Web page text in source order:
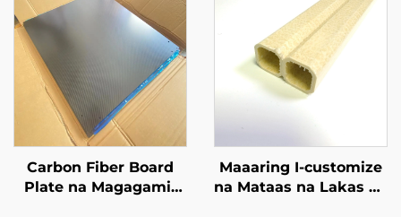
Carbon Fiber Board
Plate na Magagamit
Maaaring I-customize
na Mataas na Lakas na